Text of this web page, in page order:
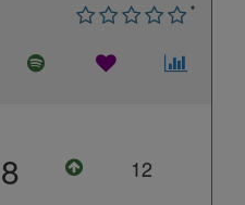
*
8 12